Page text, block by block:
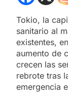
Tokio, la
sanitario al
existentes,
aumento de
crecen las
rebrote tras
emergencia